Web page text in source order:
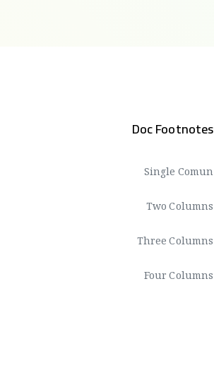
Doc Footnotes
Single Comun
Two Columns
Three Columns
Four Columns